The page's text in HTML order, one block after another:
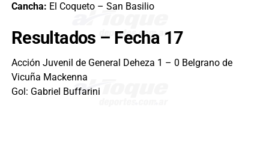
Cancha: El Coqueto – San Basilio
Resultados – Fecha 17
Acción Juvenil de General Deheza 1 – 0 Belgrano de
Vicuña Mackenna
Gol: Gabriel Buffarini